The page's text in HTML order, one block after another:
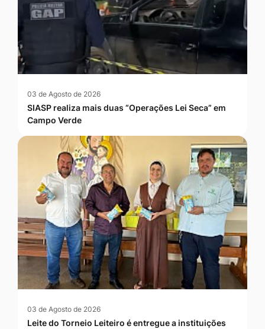
03 de Agosto de 2026
SIASP realiza mais duas “Operações Lei Seca” em
Campo Verde
03 de Agosto de 2026
Leite do Torneio Leiteiro é entregue a instituições